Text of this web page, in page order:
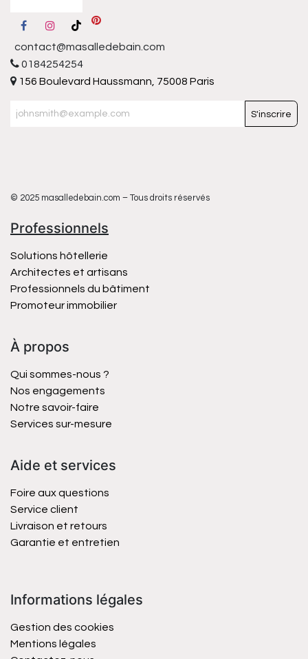
contact@masalledebain.com
0184254254
156 Boulevard Haussmann, 75008 Paris
S'inscrire
© 2025 masalledebain.com – Tous droits réservés
Professionnels
Solutions hôtellerie
Architectes et artisans
Professionnels du bâtiment
Promoteur immobilier
À propos
Qui sommes-nous ?
Nos engagements
Notre savoir-faire
Services sur-mesure
Aide et services
Foire aux questions
Service client
Livraison et retours
Garantie et entretien
Informations légales
Gestion des cookies
Mentions légales